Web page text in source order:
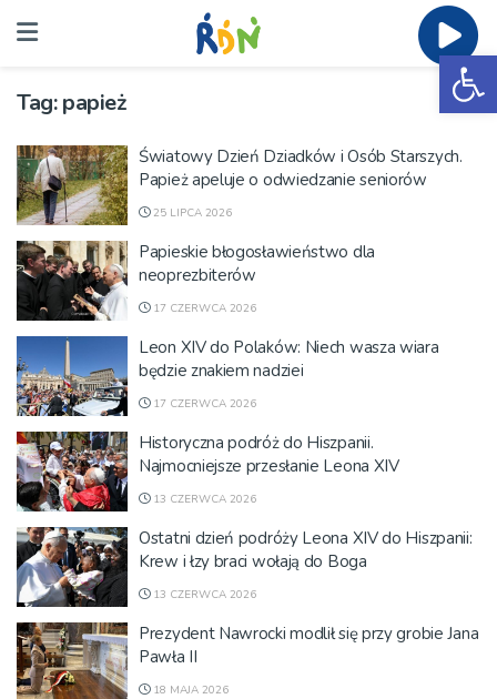
Tag:papież
Światowy Dzień Dziadków i Osób Starszych.
Papież apeluje o odwiedzanie seniorów
25 LIPCA 2026
Papieskie błogosławieństwo dla
neoprezbiterów
17 CZERWCA 2026
Leon XIV do Polaków: Niech wasza wiara
będzie znakiem nadziei
17 CZERWCA 2026
Historyczna podróż do Hiszpanii.
Najmocniejsze przesłanie Leona XIV
13 CZERWCA 2026
Ostatni dzień podróży Leona XIV do Hiszpanii:
Krew i łzy braci wołają do Boga
13 CZERWCA 2026
Prezydent Nawrocki modlił się przy grobie Jana
Pawła II
18 MAJA 2026